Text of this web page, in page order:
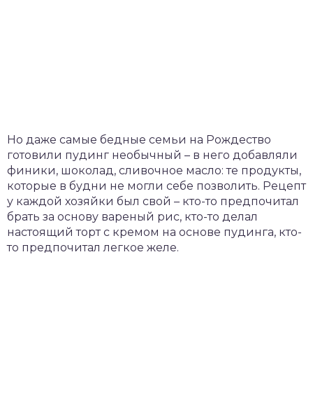
Но даже самые бедные семьи на Рождество
готовили пудинг необычный – в него добавляли
финики, шоколад, сливочное масло: те продукты,
которые в будни не могли себе позволить. Рецепт
у каждой хозяйки был свой – кто-то предпочитал
брать за основу вареный рис, кто-то делал
настоящий торт с кремом на основе пудинга, кто-
то предпочитал легкое желе.